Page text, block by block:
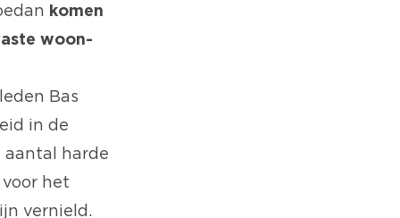
komen
woon-
Bas
in de
harde
het
vernield.